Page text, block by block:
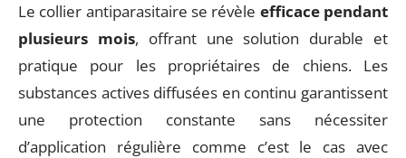
Le collier antiparasitaire se révèle efficace pendant
plusieurs mois, offrant une solution durable et
pratique pour les propriétaires de chiens. Les
substances actives diffusées en continu garantissent
une protection constante sans nécessiter
d’application régulière comme c’est le cas avec